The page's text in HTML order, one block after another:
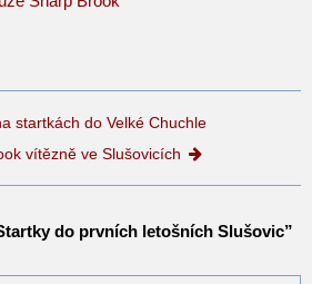
startkách do Velké Chuchle
vítězně ve Slušovicích
do prvních letošních Slušovic”